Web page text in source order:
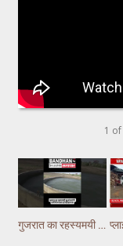
1 of
गुजरात का रहस्यमयी कुआं चर्चा में, पानी में लगातार हो रही हलचल #gujarat